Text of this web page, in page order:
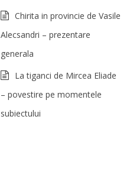
Chirita in provincie de Vasile
Alecsandri – prezentare
generala
La tiganci de Mircea Eliade
– povestire pe momentele
subiectului